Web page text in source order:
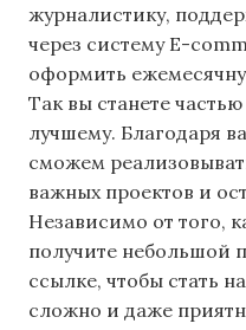
журналистику,
через систему E-
оформить
Так вы станете
лучшему. Благодаря
сможем
важных проектов и
Независимо от того,
получите небольшой
ссылке, чтобы стать
сложно и даже